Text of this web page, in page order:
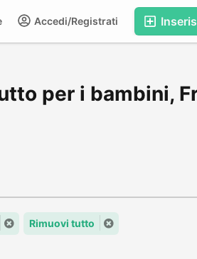
Accedi/Registrati
per i bambini,
Rimuovi tutto